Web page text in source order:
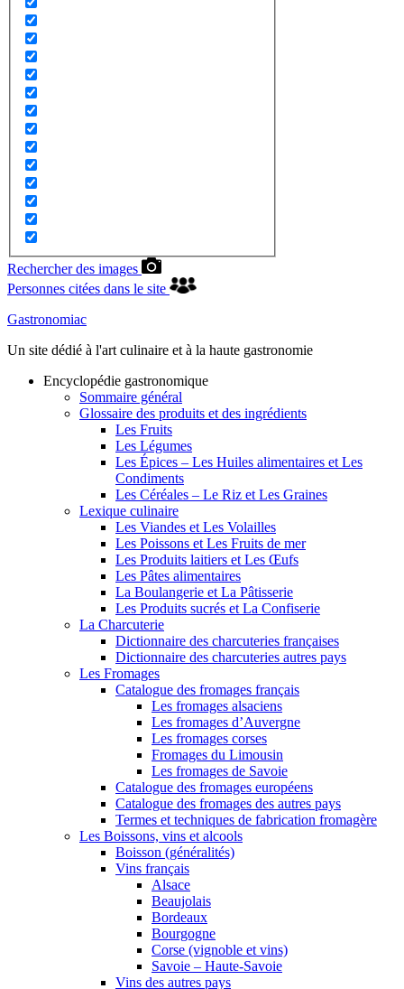
Rechercher des images
Personnes citées dans le site
Gastronomiac
Un site dédié à l'art culinaire et à la haute gastronomie
Encyclopédie gastronomique
Sommaire général
Glossaire des produits et des ingrédients
Les Fruits
Les Légumes
Les Épices – Les Huiles alimentaires et Les
Condiments
Les Céréales – Le Riz et Les Graines
Lexique culinaire
Les Viandes et Les Volailles
Les Poissons et Les Fruits de mer
Les Produits laitiers et Les Œufs
Les Pâtes alimentaires
La Boulangerie et La Pâtisserie
Les Produits sucrés et La Confiserie
La Charcuterie
Dictionnaire des charcuteries françaises
Dictionnaire des charcuteries autres pays
Les Fromages
Catalogue des fromages français
Les fromages alsaciens
Les fromages d’Auvergne
Les fromages corses
Fromages du Limousin
Les fromages de Savoie
Catalogue des fromages européens
Catalogue des fromages des autres pays
Termes et techniques de fabrication fromagère
Les Boissons, vins et alcools
Boisson (généralités)
Vins français
Alsace
Beaujolais
Bordeaux
Bourgogne
Corse (vignoble et vins)
Savoie – Haute-Savoie
Vins des autres pays